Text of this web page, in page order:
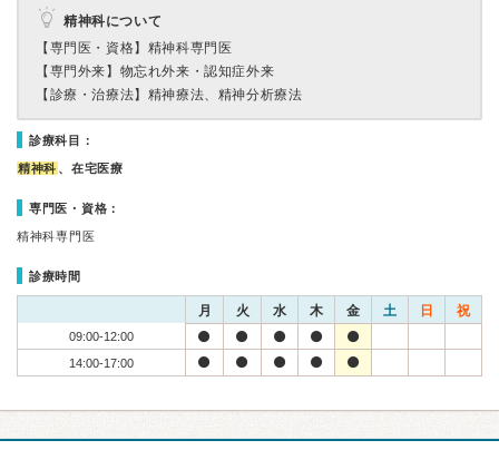
精神科について
【専門医・資格】 精神科専門医
【専門外来】 物忘れ外来・認知症外来
【診療・治療法】 精神療法、精神分析療法
診療科目：
精神科 、在宅医療
専門医・資格：
精神科専門医
診療時間
月 火 水 木 金 土 日 祝
09:00-12:00
14:00-17:00